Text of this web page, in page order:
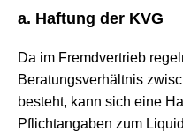
a. Haftung der KVG
Da im Fremdvertrieb
Beratungsverhältnis
besteht, kann sich eine
Pflichtangaben zum